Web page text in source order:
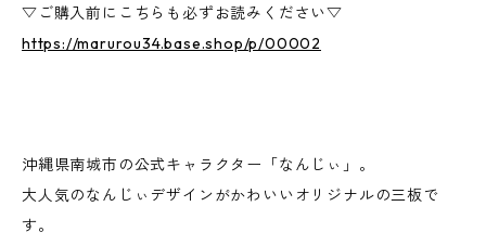
▽ご購入前にこちらも必ずお読みください▽
https://marurou34.base.shop/p/00002
沖縄県南城市の公式キャラクター「なんじぃ」。
大人気のなんじぃデザインがかわいいオリジナルの三板で
す。